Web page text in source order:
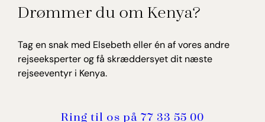
Drømmer du om Kenya?
Tag en snak med Elsebeth eller én af vores andre
rejseeksperter og få skræddersyet dit næste
rejseeventyr i Kenya.
Ring til os på 77 33 55 00